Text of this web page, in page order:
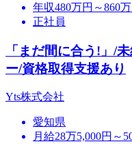
年収480万円～860万
正社員
「まだ間に合う!」/
ー/資格取得支援あり
Yts株式会社
愛知県
月給28万5,000円～